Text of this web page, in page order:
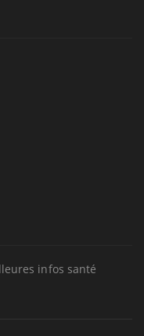
infos santé